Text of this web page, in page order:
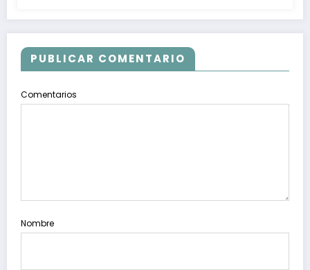
PUBLICAR COMENTARIO
Comentarios
Nombre